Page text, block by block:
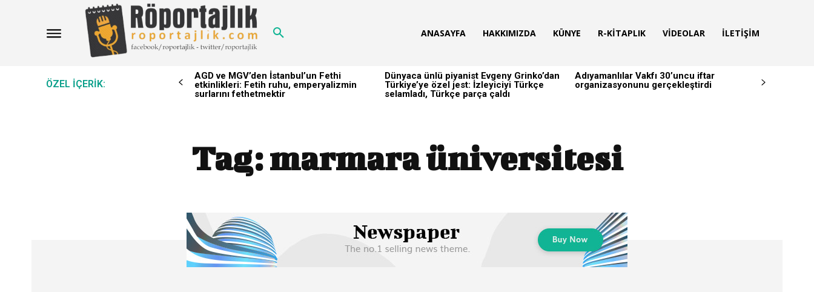
ANASAYFA HAKKIMIZDA KÜNYE R-KITAPLIK VIDEOLAR İLETIŞIM
ÖZEL IÇERIK:
AGD ve MGV’den İstanbul’un Fethi
etkinlikleri: Fetih ruhu, emperyalizmin
surlarını fethetmektir
Dünyaca ünlü piyanist Evgeny Grinko’dan
Türkiye’ye özel jest: İzleyiciyi Türkçe
selamladı, Türkçe parça çaldı
Adıyamanlılar Vakfı 30’uncu iftar
organizasyonunu gerçekleştirdi
Tag:marmara üniversitesi